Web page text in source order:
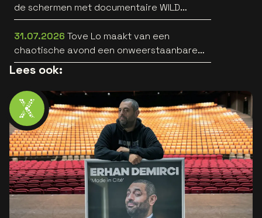
de schermen met documentaire WILD
HEARTS [trailer]
31.07.2026 Tove Lo maakt van een
chaotische avond een onweerstaanbare
popsong
Lees ook: